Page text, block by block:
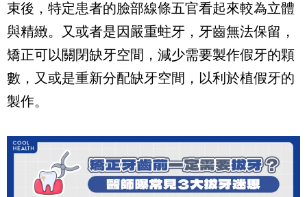
束後，特定患者的臉部線條五官看起來較為立體
與精緻。又或者是因嚴重蛀牙，牙齒無法保留，
矯正可以關閉缺牙空間，減少需要製作假牙的顆
數，又或是重新分配缺牙空間，以利於植假牙的
製作。